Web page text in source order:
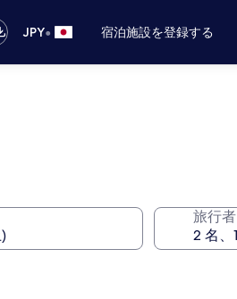
JPY• 宿泊施設を登録する
旅行者